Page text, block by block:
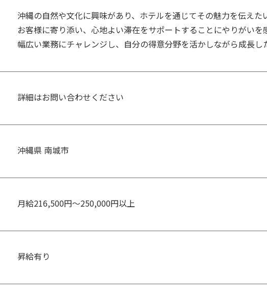
沖縄の自然や文化に興味があり、ホテルを通じてその魅力を伝えた
お客様に寄り添い、心地よい滞在をサポートすることにやりがいを
幅広い業務にチャレンジし、自分の得意分野を活かしながら成長し
詳細はお問い合わせください
沖縄県 南城市
月給216,500円～250,000円以上
昇給有り